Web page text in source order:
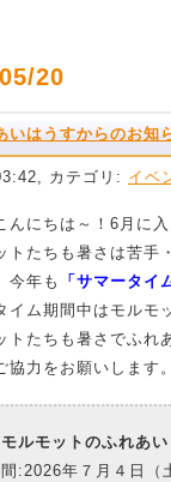
20
いはうすからのお知
カテゴリ: イベ
んにちは～！6月に
トたちも暑さは苦手
今年も
「サマータイ
イム期間中はモルモ
トたちも暑さでふれ
協力をお願いします。
モルモットのふれあ
:2026年７月４日（